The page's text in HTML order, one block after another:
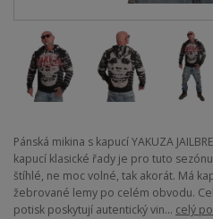
Pánská mikina s kapucí YAKUZA
kapucí klasické řady je pro tuto
štíhlé, ne moc volné, tak akorát. Má
žebrované lemy po celém obvodu.
potisk poskytují autentický vin... celý